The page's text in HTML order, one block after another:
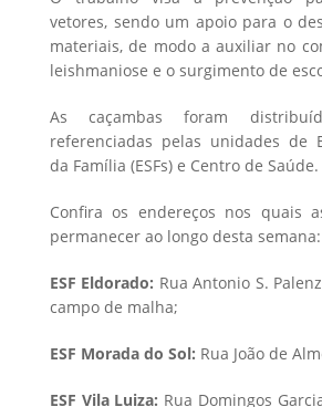
vetores, sendo um apoio para o
materiais, de modo a auxiliar no
leishmaniose e o surgimento de
As caçambas foram
referenciadas pelas unidades de
da Família (ESFs) e Centro de Saúde.
Confira os endereços nos quais
permanecer ao longo desta semana:
ESF Eldorado: Rua Antonio S.
campo de malha;
ESF Morada do Sol: Rua João de
ESF Vila Luiza: Rua Domingos